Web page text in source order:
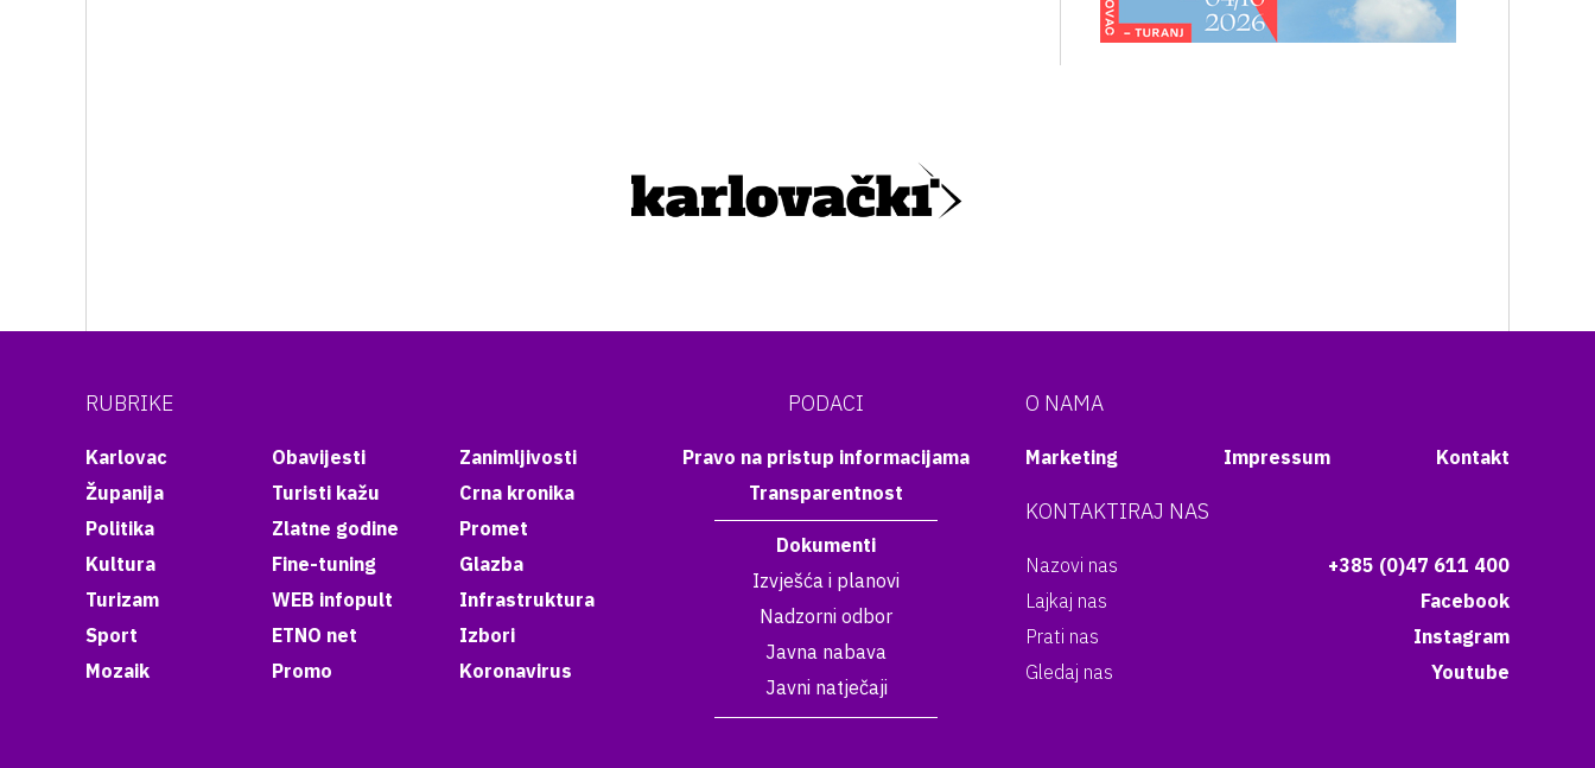
RUBRIKE
Karlovac
Županija
Politika
Kultura
Turizam
Sport
Mozaik
Obavijesti
Turisti kažu
Zlatne godine
Fine-tuning
WEB infopult
ETNO net
Promo
Zanimljivosti
Crna kronika
Promet
Glazba
Infrastruktura
Izbori
Koronavirus
PODACI
Pravo na pristup informacijama
Transparentnost
Dokumenti
Izvješća i planovi
Nadzorni odbor
Javna nabava
Javni natječaji
O NAMA
Marketing Impressum Kontakt
KONTAKTIRAJ NAS
Nazovi nas
+385 (0)47 611 400
Lajkaj nas
Facebook
Prati nas
Instagram
Gledaj nas
Youtube